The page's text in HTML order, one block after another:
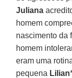
Juliana
homem
nascimento da
homem
eram uma
pequena Lilian